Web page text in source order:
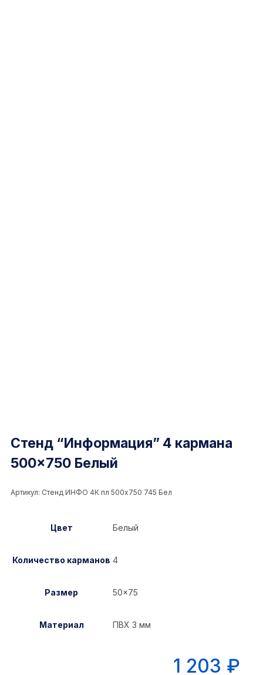
Стенд “Информация” 4 кармана
500×750 Белый
Артикул: Стенд ИНФО 4К пл 500x750 745 Бел
Цвет Белый
Количество карманов 4
Размер 50×75
Материал ПВХ 3 мм
1 203 ₽